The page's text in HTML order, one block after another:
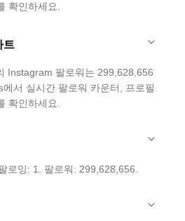
확인하세요.
트
Instagram 팔로워는 299,628,656
서 실시간 팔로워 카운터, 프로필
확인하세요.
로잉: 1. 팔로워: 299,628,656.